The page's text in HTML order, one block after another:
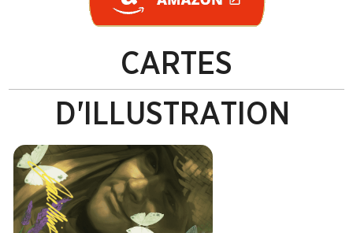
CARTES
D'ILLUSTRATION